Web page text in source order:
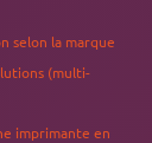
Ubuntu.
selon la marque
(multi-
imprimante en